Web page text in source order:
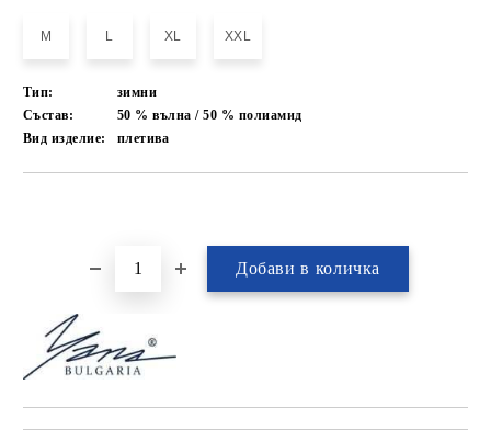
M L XL XXL
Тип:
зимни
Състав:
50 % вълна / 50 % полиамид
Вид изделие:
плетива